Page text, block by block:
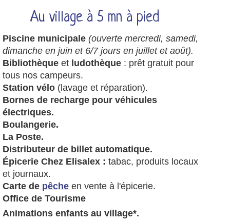
Au village à 5 mn à pied
Piscine municipale (ouverte mercredi, samedi,
dimanche en juin et 6/7 jours en juillet et août).
Bibliothèque et ludothèque : prêt gratuit pour
tous nos campeurs.
Station vélo (lavage et réparation).
Bornes de recharge pour véhicules
électriques.
Boulangerie.
La Poste.
Distributeur de billet automatique.
Épicerie Chez Elisalex : tabac, produits locaux
et journaux.
Carte de pêche en vente à l'épicerie.
Office de Tourisme
Animations enfants au village*.